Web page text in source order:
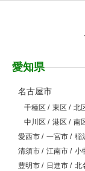
愛知県
名古屋市
千種区 / 東区 / 北
中川区 / 港区 / 南
愛西市 / 一宮市 / 稲
清須市 / 江南市 / 小
豊明市 / 日進市 / 北